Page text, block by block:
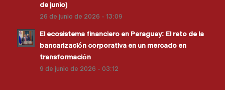
de junio)
26 de junio de 2026 - 13:09
El ecosistema financiero en Paraguay: El reto de la
bancarización corporativa en un mercado en
transformación
9 de junio de 2026 - 03:12